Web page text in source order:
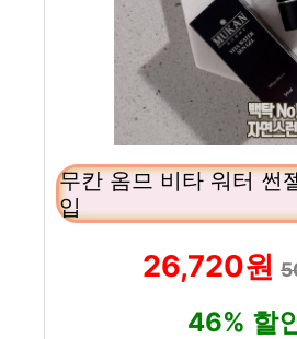
무칸 옴므 비타 워터 썬
입
26,720원
46% 할